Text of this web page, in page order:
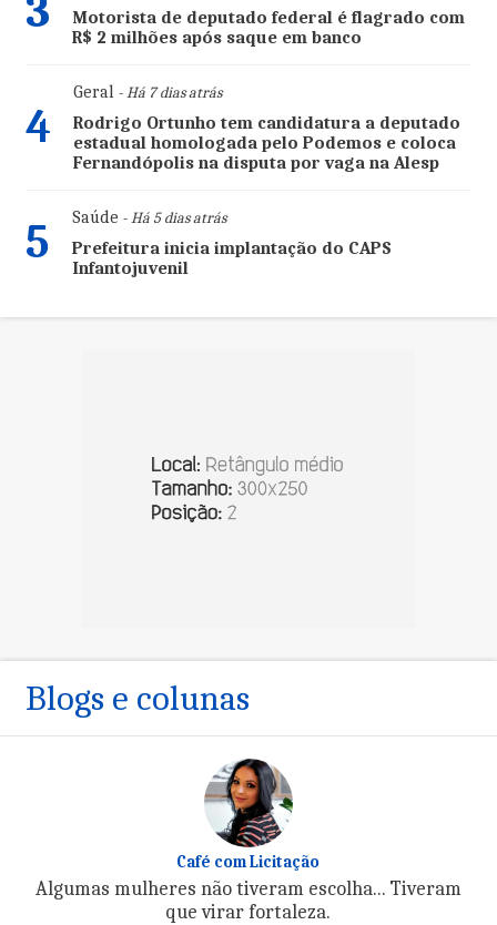
3
Motorista de deputado federal é flagrado com
R$ 2 milhões após saque em banco
4
Geral- Há 7 dias atrás
Rodrigo Ortunho tem candidatura a deputado
estadual homologada pelo Podemos e coloca
Fernandópolis na disputa por vaga na Alesp
5 Saúde - Há 5 dias atrás
Prefeitura inicia implantação do CAPS
Infantojuvenil
Blogs e colunas
Café com Licitação
Algumas mulheres não tiveram escolha... Tiveram
que virar fortaleza.